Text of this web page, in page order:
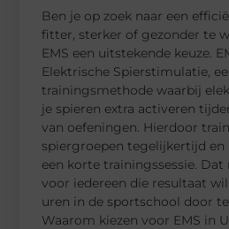
Ben je op zoek naar een
fitter, sterker of gezonder te
EMS een uitstekende keuze.
Elektrische Spierstimulatie,
trainingsmethode waarbij
je spieren extra activeren
van oefeningen. Hierdoor
spiergroepen tegelijkertijd en
een korte trainingssessie. Dat
voor iedereen die resultaat
uren in de sportschool door
Waarom kiezen voor EMS in